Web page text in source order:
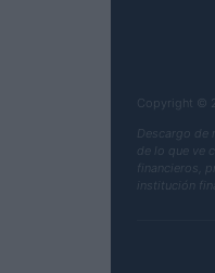
Copyright ©
Descargo de
de lo que ve
financieros,
institución